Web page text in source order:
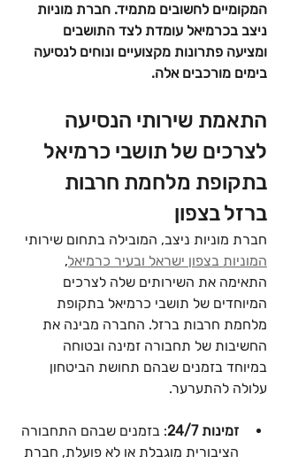
המקומיים לחשובים מתמיד. חברת מוניות
ניצב בכרמיאל עומדת לצד התושבים
ומציעה פתרונות מקצועיים ונוחים לנסיעה
בימים מורכבים אלה.
התאמת שירותי הנסיעה
לצרכים של תושבי כרמיאל
בתקופת מלחמת חרבות
ברזל בצפון
חברת מוניות ניצב, המובילה בתחום שירותי
המוניות בצפון ישראל ובעיר כרמיאל,
התאימה את השירותים שלה לצרכים
המיוחדים של תושבי כרמיאל בתקופת
מלחמת חרבות ברזל. החברה מבינה את
החשיבות של תחבורה זמינה ובטוחה
במיוחד בזמנים שבהם תחושת הביטחון
עלולה להתערער.
זמינות 24/7
: בזמנים שבהם התחבורה
הציבורית מוגבלת או לא פועלת, חברת